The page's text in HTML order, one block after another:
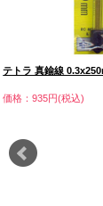
テトラ 真鍮線
価格：935円(税込)